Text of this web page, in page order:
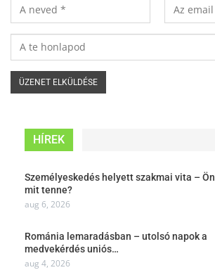
HÍREK
Személyeskedés helyett szakmai vita – Ön
mit tenne?
aug 6, 2026
Románia lemaradásban – utolsó napok a
medvekérdés uniós…
aug 4, 2026